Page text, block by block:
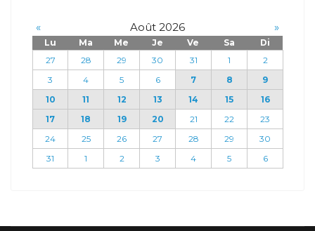
« Août 2026 »
Lu Ma Me Je Ve Sa
Di
27
28 29 30 31 1
2
3
4 5 6 7 8
9
10
11 12 13 14 15
16
17
18 19 20 21 22
23
24
25 26 27 28 29
30
31
1 2 3 4 5 6